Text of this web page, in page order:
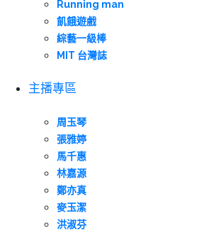
Running man
飢餓遊戲
綜藝一級棒
MIT 台灣誌
主播專區
周玉琴
張雅婷
馬千惠
林嘉源
鄭亦真
麥玉潔
洪淑芬